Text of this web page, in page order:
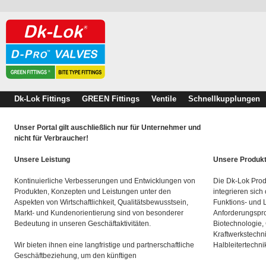
Dk-Lok Fittings GREEN Fittings Ventile Schnellkupplungen
Unser Portal gilt auschließlich nur für Unternehmer und
nicht für Verbraucher!
Unsere Leistung
Kontinuierliche Verbesserungen und Entwicklungen von
Produkten, Konzepten und Leistungen unter den
Aspekten von Wirtschaftlichkeit, Qualitätsbewusstsein,
Markt- und Kundenorientierung sind von besonderer
Bedeutung in unseren Geschäftaktivitäten.
Wir bieten ihnen eine langfristige und partnerschaftliche
Geschäftbeziehung, um den künftigen
Unsere
Die Dk-Lok
integrieren sich
Funktions- und